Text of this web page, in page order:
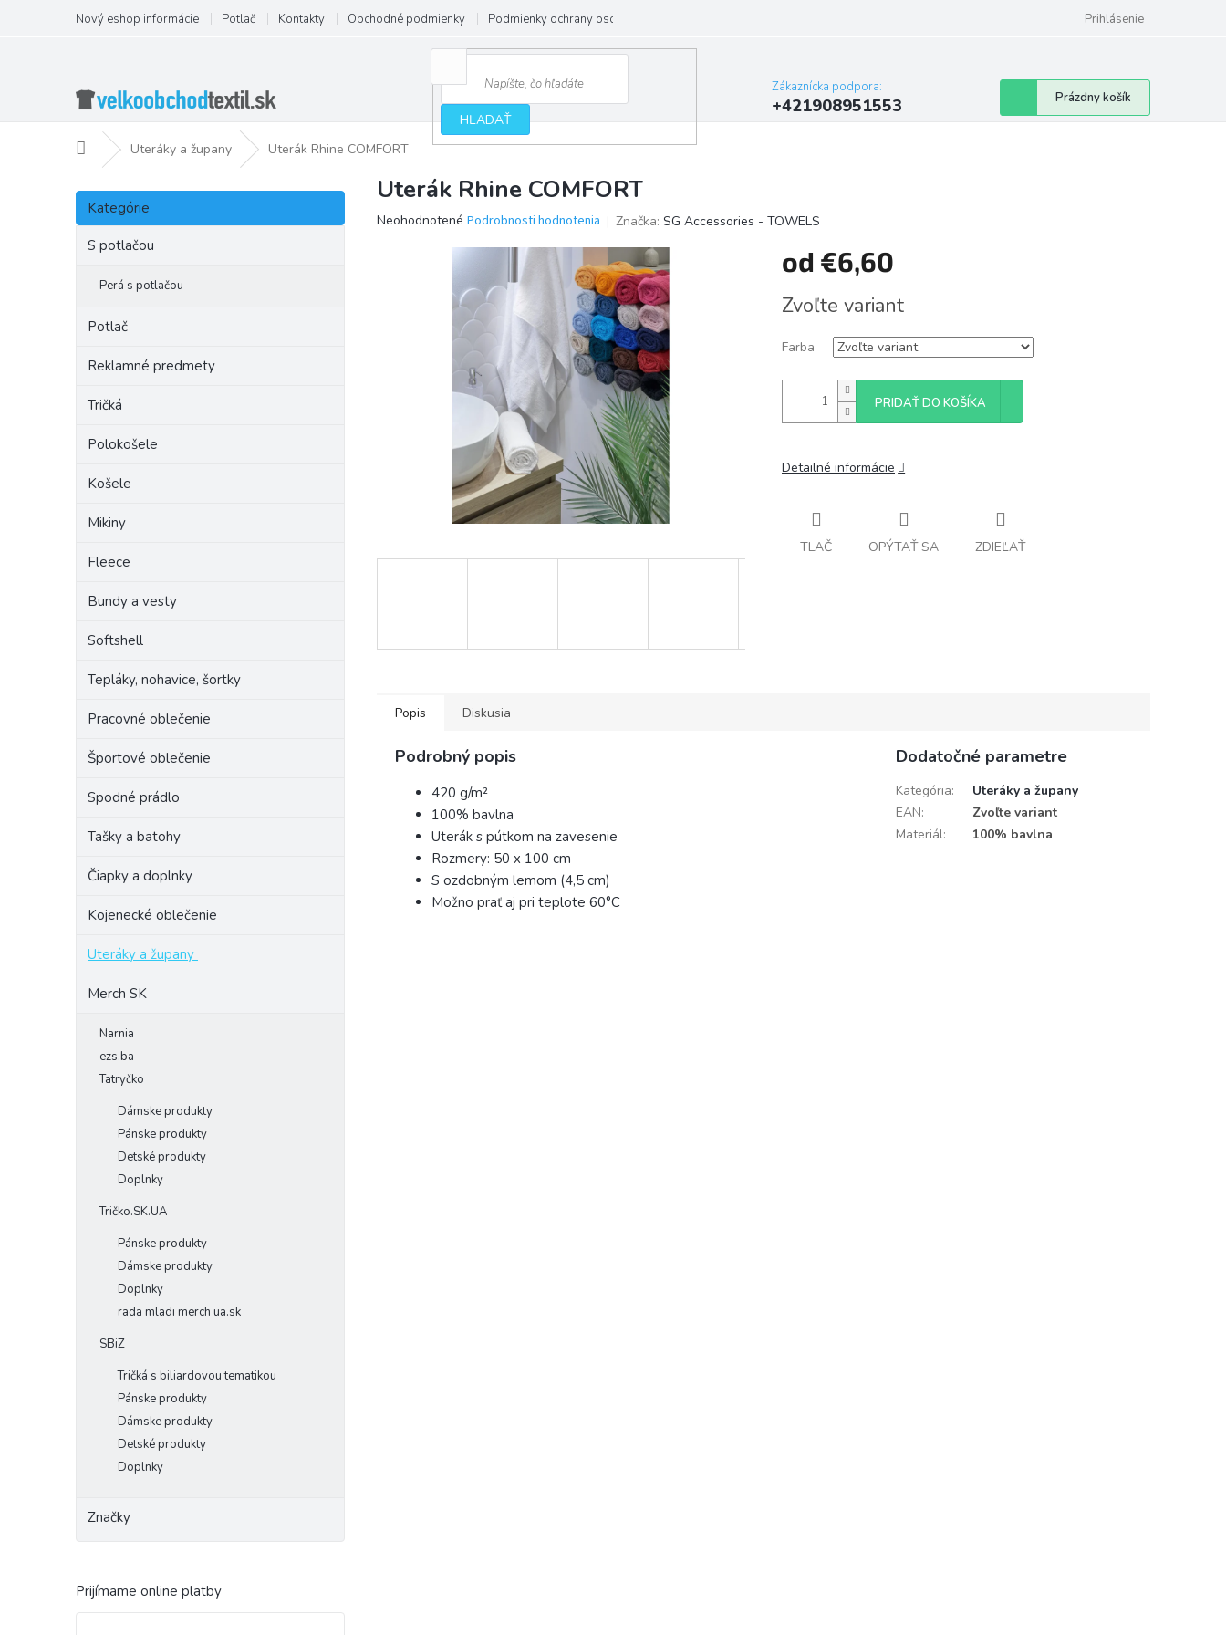
obsah
Nový eshop informácie Potlač Kontakty Obchodné podmienky Podmienky ochrany osobných údajov Prihlásenie
HĽADAŤ
Zákaznícka podpora:
+421908951553
Nákupný
košík
Prázdny košík
DomovUteráky a župany Uterák Rhine COMFORT
B
č
Preskočiť
kategórie
Kategórie
S potlačou
Perá s potlačou
Potlač
Reklamné predmety
Tričká
Polokošele
Košele
Mikiny
Fleece
Bundy a vesty
Softshell
Tepláky, nohavice, šortky
Pracovné oblečenie
Športové oblečenie
Spodné prádlo
Tašky a batohy
Čiapky a doplnky
Kojenecké oblečenie
Uteráky a župany
Merch SK
Narnia
ezs.ba
Tatryčko
Dámske produkty
Pánske produkty
Detské produkty
Doplnky
Tričko.SK.UA
Pánske produkty
Dámske produkty
Doplnky
rada mladi merch ua.sk
SBiZ
Tričká s biliardovou tematikou
Pánske produkty
Dámske produkty
Detské produkty
Doplnky
Značky
Prijímame online platby
Uterák Rhine COMFORT
Priemerné
Neohodnotené Podrobnosti hodnotenia Značka: SG Accessories - TOWELS
od €6,60
cena:
Zvoľte variant
Farba
PRIDAŤ DO KOŠÍKA
Detailné informácie
TLAČ OPÝTAŤ SA ZDIEĽAŤ
Popis Diskusia
Podrobný popis
420 g/m²
100% bavlna
Uterák s pútkom na zavesenie
Rozmery: 50 x 100 cm
S ozdobným lemom (4,5 cm)
Možno prať aj pri teplote 60°C
Dodatočné parametre
Kategória:
Uteráky a župany
EAN:
Zvoľte variant
Materiál: 100% bavlna